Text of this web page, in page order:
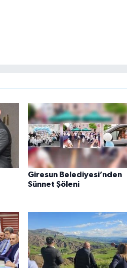
Giresun Belediyesi’nden
Sünnet Şöleni